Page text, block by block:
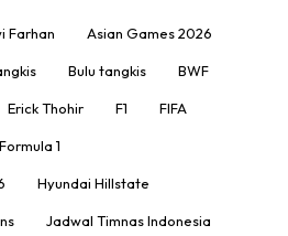
Farhan Asian Games 2026
Bulu tangkis BWF
Erick Thohir F1 FIFA
Formula 1
Hyundai Hillstate
Jadwal Timnas Indonesia